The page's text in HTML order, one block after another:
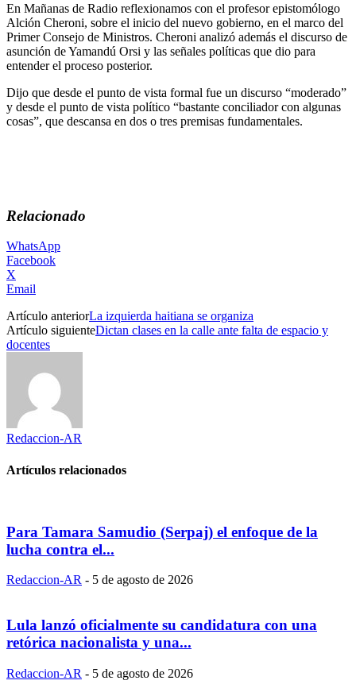
En Mañanas de Radio reflexionamos con el profesor epistomólogo
Alción Cheroni, sobre el inicio del nuevo gobierno, en el marco del
Primer Consejo de Ministros. Cheroni analizó además el discurso de
asunción de Yamandú Orsi y las señales políticas que dio para
entender el proceso posterior.
Dijo que desde el punto de vista formal fue un discurso “moderado”
y desde el punto de vista político “bastante conciliador con algunas
cosas”, que descansa en dos o tres premisas fundamentales.
Relacionado
WhatsApp
Facebook
X
Email
Artículo anteriorLa izquierda haitiana se organiza
Artículo siguienteDictan clases en la calle ante falta de espacio y
docentes
Redaccion-AR
Artículos relacionados
Para Tamara Samudio (Serpaj) el enfoque de la
lucha contra el...
Redaccion-AR - 5 de agosto de 2026
Lula lanzó oficialmente su candidatura con una
retórica nacionalista y una...
Redaccion-AR - 5 de agosto de 2026